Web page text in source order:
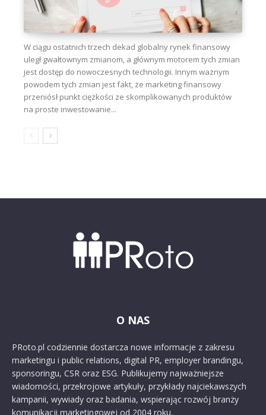
W ciągu ostatnich trzech dekad globalny rynek finansowy
uległ gwałtownym zmianom, a głównym motorem tych zmian
jest dostęp do nowoczesnych technologii. Innym ważnym
powodem tych zmian jest fakt, że marketing finansowy
przeniósł punkt ciężkości ze skomplikowanych produktów
na proste inwestowanie...
O NAS
PRoto.pl codziennie dostarcza nowe informacje z zakresu
marketingu i public relations, digital PR, employer brandingu,
sponsoringu, CSR oraz ESG. Publikujemy najważniejsze
wiadomości, przekrojowe artykuły, przykłady najciekawszych
kampanii, wywiady oraz badania, wspierając rozwój branży
komunikacji marketingowej od 2004 roku.